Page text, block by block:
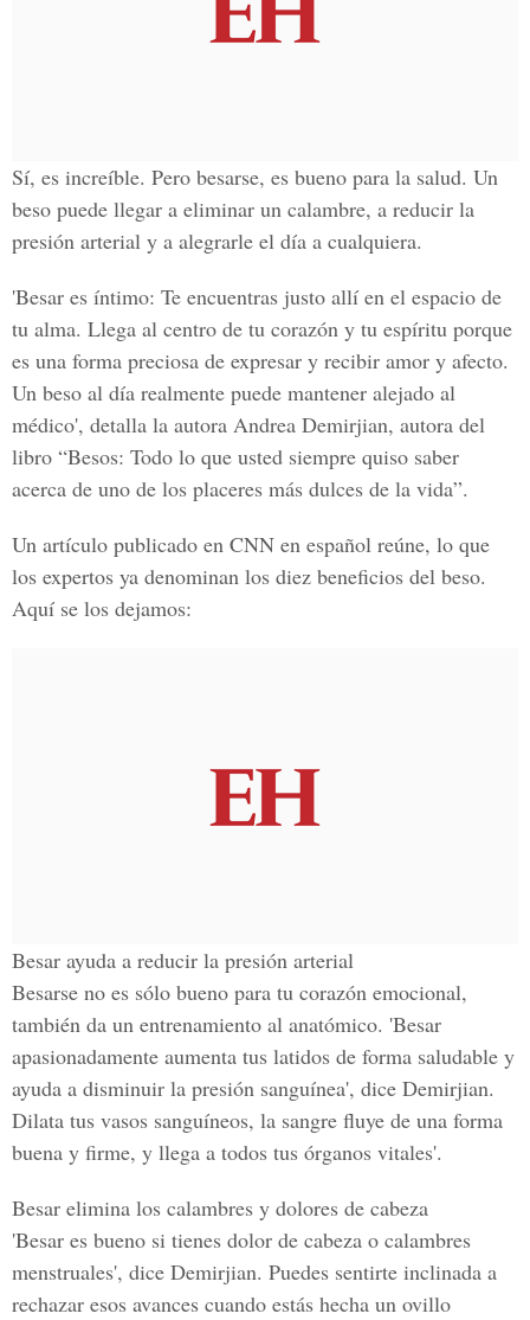
Sí, es increíble. Pero besarse, es bueno para la salud. Un
beso puede llegar a eliminar un calambre, a reducir la
presión arterial y a alegrarle el día a cualquiera.
'Besar es íntimo: Te encuentras justo allí en el espacio de
tu alma. Llega al centro de tu corazón y tu espíritu porque
es una forma preciosa de expresar y recibir amor y afecto.
Un beso al día realmente puede mantener alejado al
médico', detalla la autora Andrea Demirjian, autora del
libro “Besos: Todo lo que usted siempre quiso saber
acerca de uno de los placeres más dulces de la vida”.
Un artículo publicado en CNN en español reúne, lo que
los expertos ya denominan los diez beneficios del beso.
Aquí se los dejamos:
Besar ayuda a reducir la presión arterial
Besarse no es sólo bueno para tu corazón emocional,
también da un entrenamiento al anatómico. 'Besar
apasionadamente aumenta tus latidos de forma saludable y
ayuda a disminuir la presión sanguínea', dice Demirjian.
Dilata tus vasos sanguíneos, la sangre fluye de una forma
buena y firme, y llega a todos tus órganos vitales'.
Besar elimina los calambres y dolores de cabeza
'Besar es bueno si tienes dolor de cabeza o calambres
menstruales', dice Demirjian. Puedes sentirte inclinada a
rechazar esos avances cuando estás hecha un ovillo